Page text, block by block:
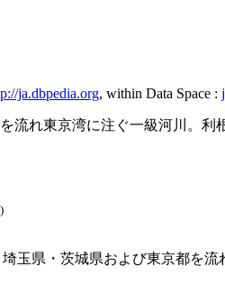
ja.dbpedia.org, within Data Space :
流れ東京湾に注ぐ一級河川。
玉県・茨城県および東京都を